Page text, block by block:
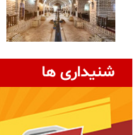
شنیداری ها